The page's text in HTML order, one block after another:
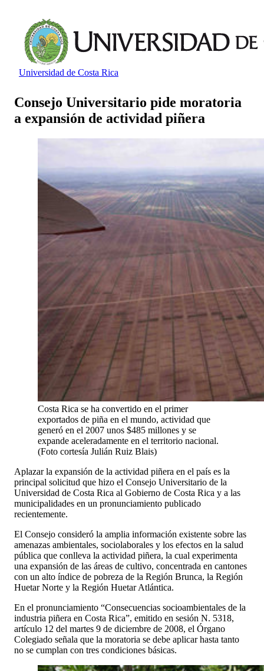
Universidad de Costa Rica
Consejo Universitario pide moratoria
a expansión de actividad piñera
Costa Rica se ha convertido en el primer
exportados de piña en el mundo, actividad que
generó en el 2007 unos $485 millones y se
expande aceleradamente en el territorio nacional.
(Foto cortesía Julián Ruiz Blais)
Aplazar la expansión de la actividad piñera en el país es la
principal solicitud que hizo el Consejo Universitario de la
Universidad de Costa Rica al Gobierno de Costa Rica y a las
municipalidades en un pronunciamiento publicado
recientemente.
El Consejo consideró la amplia información existente sobre las
amenazas ambientales, sociolaborales y los efectos en la salud
pública que conlleva la actividad piñera, la cual experimenta
una expansión de las áreas de cultivo, concentrada en cantones
con un alto índice de pobreza de la Región Brunca, la Región
Huetar Norte y la Región Huetar Atlántica.
En el pronunciamiento “Consecuencias socioambientales de la
industria piñera en Costa Rica”, emitido en sesión N. 5318,
artículo 12 del martes 9 de diciembre de 2008, el Órgano
Colegiado señala que la moratoria se debe aplicar hasta tanto
no se cumplan con tres condiciones básicas.